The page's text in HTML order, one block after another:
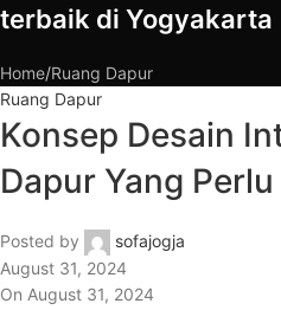
terbaik di Yogyakarta
Home Ruang Dapur
Ruang Dapur
Konsep Desain
Dapur Yang
Posted by
sofajogja
August 31, 2024
On August 31, 2024